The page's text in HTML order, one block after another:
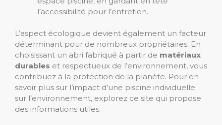
l’accessibilité pour l’entretien.
L’aspect écologique devient également un facteur
déterminant pour de nombreux propriétaires. En
choisissant un abri fabriqué à partir de matériaux
durables et respectueux de l’environnement, vous
contribuez à la protection de la planète. Pour en
savoir plus sur l’impact d’une piscine individuelle
sur l’environnement, explorez ce site qui propose
des informations utiles.